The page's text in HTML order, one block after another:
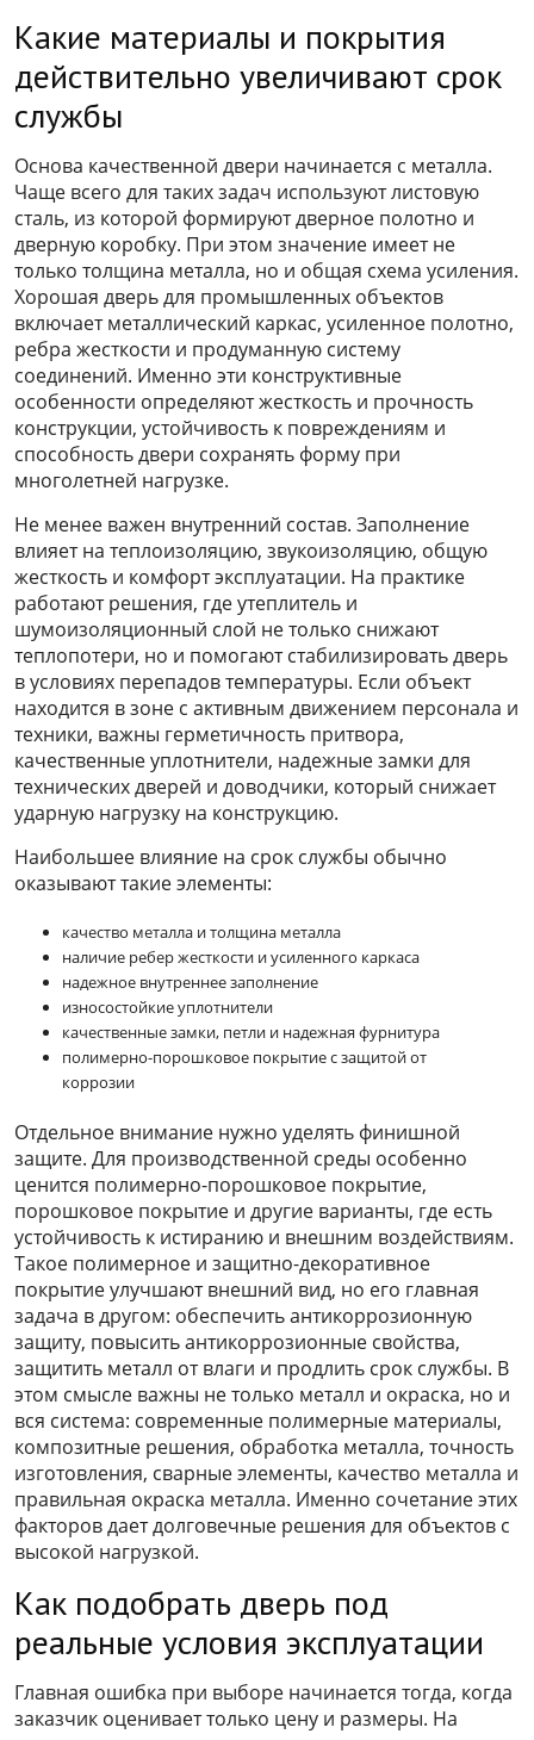
Какие материалы и покрытия
действительно увеличивают срок
службы
Основа качественной двери начинается с металла.
Чаще всего для таких задач используют листовую
сталь, из которой формируют дверное полотно и
дверную коробку. При этом значение имеет не
только толщина металла, но и общая схема усиления.
Хорошая дверь для промышленных объектов
включает металлический каркас, усиленное полотно,
ребра жесткости и продуманную систему
соединений. Именно эти конструктивные
особенности определяют жесткость и прочность
конструкции, устойчивость к повреждениям и
способность двери сохранять форму при
многолетней нагрузке.
Не менее важен внутренний состав. Заполнение
влияет на теплоизоляцию, звукоизоляцию, общую
жесткость и комфорт эксплуатации. На практике
работают решения, где утеплитель и
шумоизоляционный слой не только снижают
теплопотери, но и помогают стабилизировать дверь
в условиях перепадов температуры. Если объект
находится в зоне с активным движением персонала и
техники, важны герметичность притвора,
качественные уплотнители, надежные замки для
технических дверей и доводчики, который снижает
ударную нагрузку на конструкцию.
Наибольшее влияние на срок службы обычно
оказывают такие элементы:
качество металла и толщина металла
наличие ребер жесткости и усиленного каркаса
надежное внутреннее заполнение
износостойкие уплотнители
качественные замки, петли и надежная фурнитура
полимерно-порошковое покрытие с защитой от
коррозии
Отдельное внимание нужно уделять финишной
защите. Для производственной среды особенно
ценится полимерно-порошковое покрытие,
порошковое покрытие и другие варианты, где есть
устойчивость к истиранию и внешним воздействиям.
Такое полимерное и защитно-декоративное
покрытие улучшают внешний вид, но его главная
задача в другом: обеспечить антикоррозионную
защиту, повысить антикоррозионные свойства,
защитить металл от влаги и продлить срок службы. В
этом смысле важны не только металл и окраска, но и
вся система: современные полимерные материалы,
композитные решения, обработка металла, точность
изготовления, сварные элементы, качество металла и
правильная окраска металла. Именно сочетание этих
факторов дает долговечные решения для объектов с
высокой нагрузкой.
Как подобрать дверь под
реальные условия эксплуатации
Главная ошибка при выборе начинается тогда, когда
заказчик оценивает только цену и размеры. На